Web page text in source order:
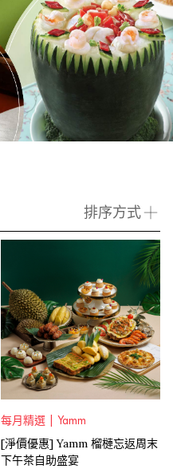
排序方式
每月精選 | Yamm
[淨價優惠] Yamm 榴槤忘返周末
下午茶自助盛宴